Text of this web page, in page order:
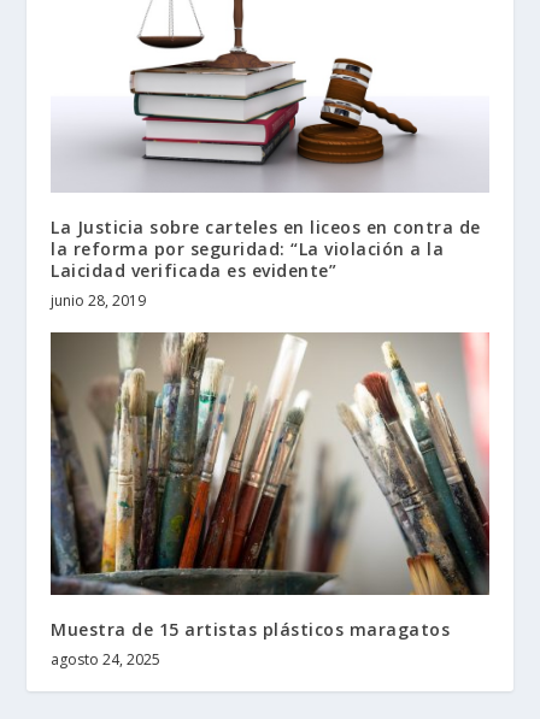
La Justicia sobre carteles en liceos en contra de
la reforma por seguridad: “La violación a la
Laicidad verificada es evidente”
junio 28, 2019
Muestra de 15 artistas plásticos maragatos
agosto 24, 2025